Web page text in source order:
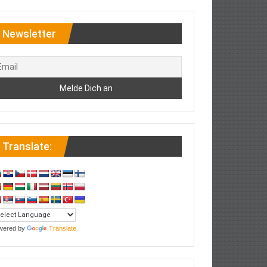
Newsletter
Translate:
by Translate